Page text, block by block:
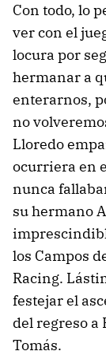
Con todo, lo
ver con el
locura por
hermanar a
enterarnos,
no
Lloredo
ocurriera en
nunca
su hermano
los Campos
Racing.
festejar el
del regreso a
Tomás.